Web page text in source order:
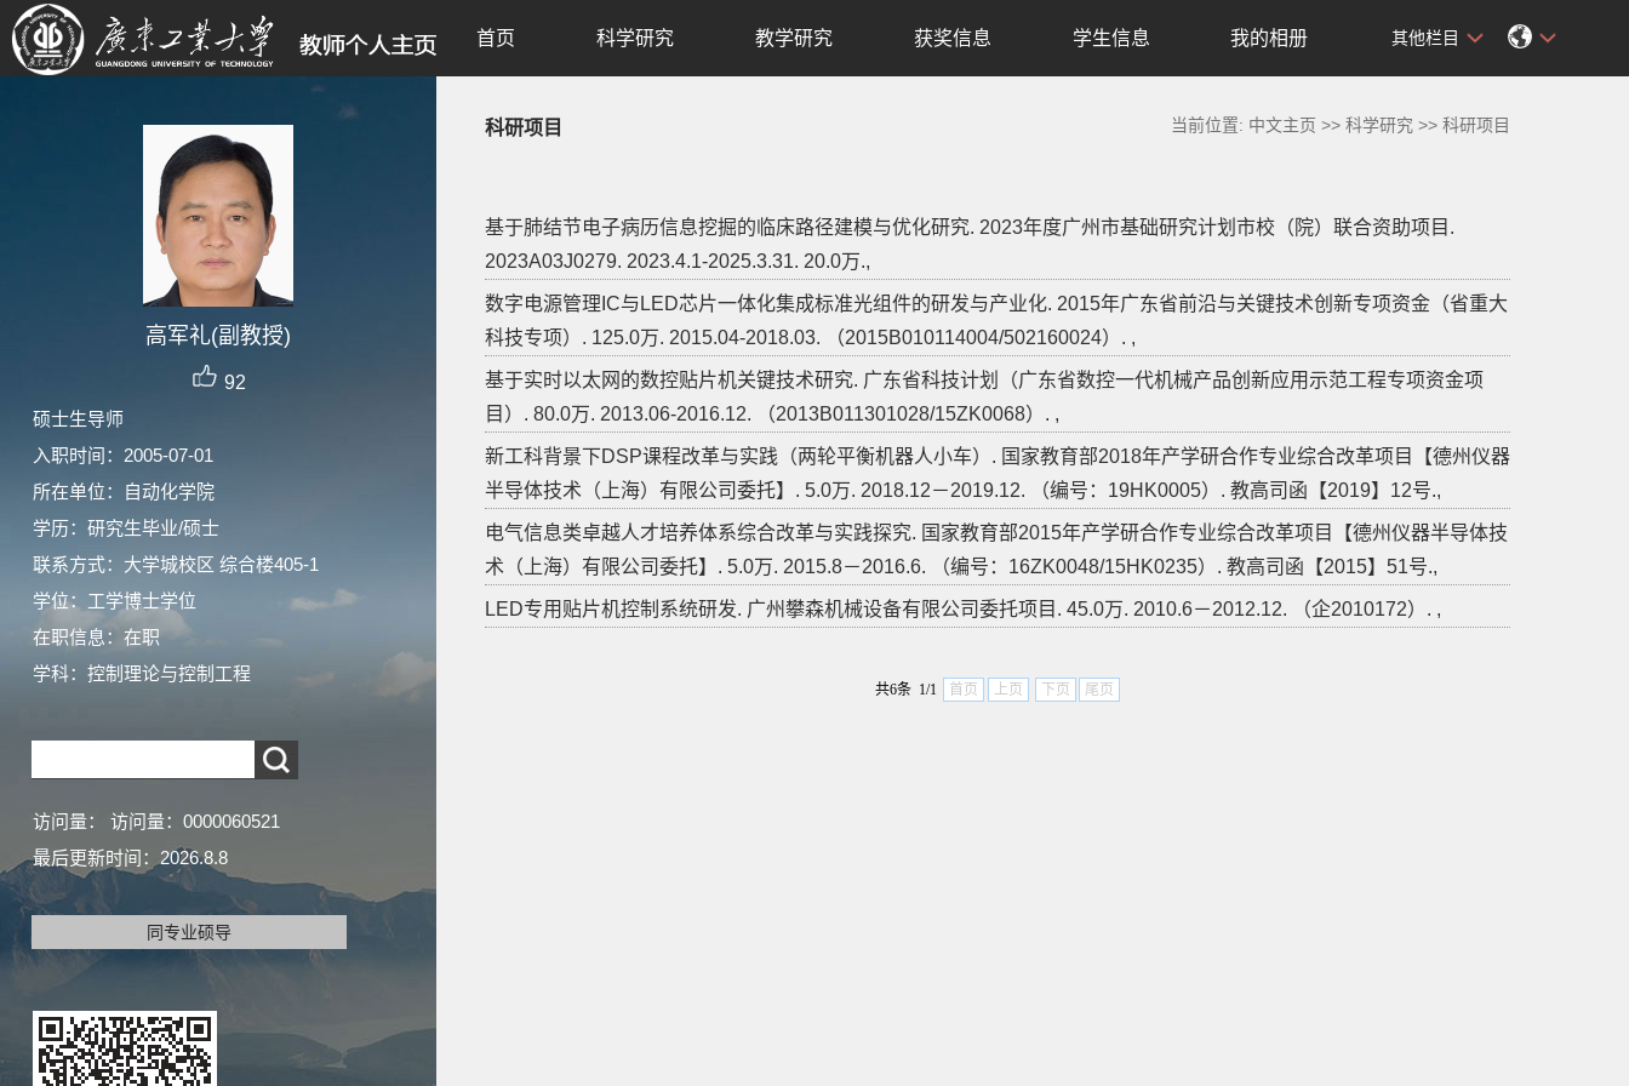
高军礼(副教授)
92
硕士生导师
入职时间：2005-07-01
所在单位：自动化学院
学历：研究生毕业/硕士
联系方式：大学城校区 综合楼405-1
学位：工学博士学位
在职信息：在职
学科：控制理论与控制工程
访问量： 访问量： 0000060521
最后更新时间： 2026.8.8
同专业硕导
首页 科学研究 教学研究 获奖信息 学生信息 我的相册 其他栏目
科研项目 当前位置: 中文主页 >>科学研究 >>科研项目
基于肺结节电子病历信息挖掘的临床路径建模与优化研究. 2023年度广州市基础研究计划市校（院）联合资助项目.
2023A03J0279. 2023.4.1-2025.3.31. 20.0万.,
数字电源管理IC与LED芯片一体化集成标准光组件的研发与产业化. 2015年广东省前沿与关键技术创新专项资金（省重大
科技专项）. 125.0万. 2015.04-2018.03. （2015B010114004/502160024）. ,
基于实时以太网的数控贴片机关键技术研究. 广东省科技计划（广东省数控一代机械产品创新应用示范工程专项资金项
目）. 80.0万. 2013.06-2016.12. （2013B011301028/15ZK0068）. ,
新工科背景下DSP课程改革与实践（两轮平衡机器人小车）. 国家教育部2018年产学研合作专业综合改革项目【德州仪器
半导体技术（上海）有限公司委托】. 5.0万. 2018.12－2019.12. （编号：19HK0005）. 教高司函【2019】12号.,
电气信息类卓越人才培养体系综合改革与实践探究. 国家教育部2015年产学研合作专业综合改革项目【德州仪器半导体技
术（上海）有限公司委托】. 5.0万. 2015.8－2016.6. （编号：16ZK0048/15HK0235）. 教高司函【2015】51号.,
LED专用贴片机控制系统研发. 广州攀森机械设备有限公司委托项目. 45.0万. 2010.6－2012.12. （企2010172）. ,
共6条 1/1 首页 上页 下页 尾页